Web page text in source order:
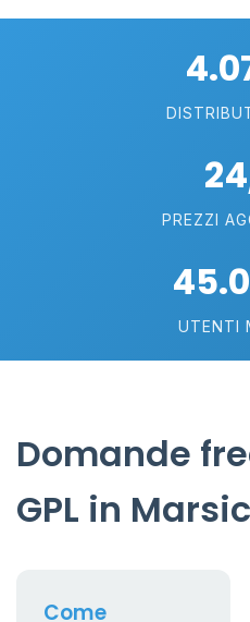
PREZZI
UTENTI
Domande
GPL in
Come